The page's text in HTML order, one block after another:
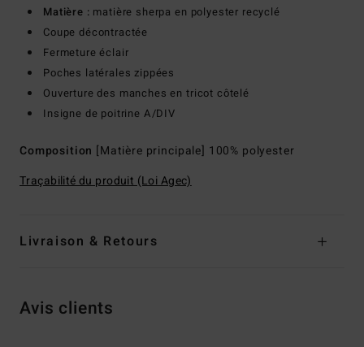
Matière : matière sherpa en polyester recyclé
Coupe décontractée
Fermeture éclair
Poches latérales zippées
Ouverture des manches en tricot côtelé
Insigne de poitrine A/DIV
Composition [Matière principale] 100% polyester
Traçabilité du produit (Loi Agec)
Livraison & Retours
Avis clients